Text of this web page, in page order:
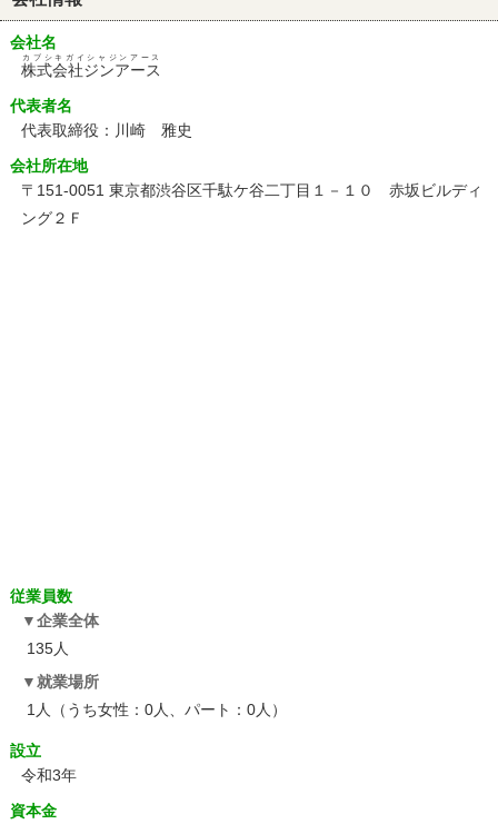
会社名
株式会社ジンアース
カブシキガイシャジンアース
代表者名
代表取締役：川崎 雅史
会社所在地
〒151-0051 東京都渋谷区千駄ケ谷二丁目１－１０ 赤坂ビルディ
ング２Ｆ
従業員数
企業全体
135人
就業場所
1人（うち女性：0人、パート：0人）
設立
令和3年
資本金